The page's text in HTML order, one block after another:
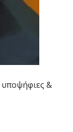
υποψήφιες &